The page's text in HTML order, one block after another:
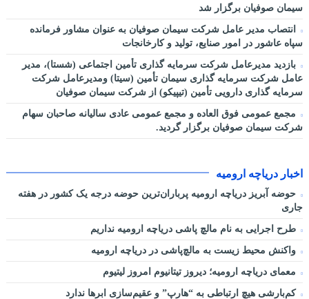
سیمان صوفیان برگزار شد
انتصاب مدیر عامل شرکت سیمان صوفیان به عنوان مشاور فرمانده
سپاه عاشور در امور صنایع، تولید و کارخانجات
بازدید مدیرعامل شرکت سرمایه گذاری تأمین اجتماعی (شستا)، مدیر
عامل شرکت سرمایه گذاری سیمان تأمین (سیتا) ومدیرعامل شرکت
سرمایه گذاری دارویی تأمین (تیپیکو) از شرکت سیمان صوفیان
مجمع عمومی فوق العاده و مجمع عمومی عادی سالیانه صاحبان سهام
شرکت سیمان صوفیان برگزار گردید.
اخبار دریاچه ارومیه
حوضه آبریز دریاچه ارومیه پرباران‌ترین حوضه‌ درجه یک کشور در هفته
جاری
طرح اجرایی به نام مالچ پاشی دریاچه ارومیه نداریم
واکنش محیط زیست به مالچ‌پاشی در دریاچه ارومیه
معمای دریاچه ارومیه؛ دیروز تیتانیوم امروز لیتیوم
کم‌بارشی هیچ ارتباطی به “هارپ” و عقیم‌سازی ابرها ندارد